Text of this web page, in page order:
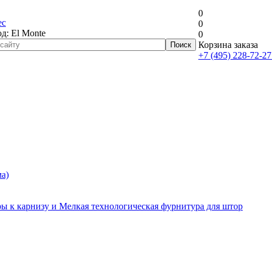
El Monte
0
0
0
Корзина заказа
+7 (495) 228-72-27
к карнизу и Мелкая технологическая фурнитура для штор